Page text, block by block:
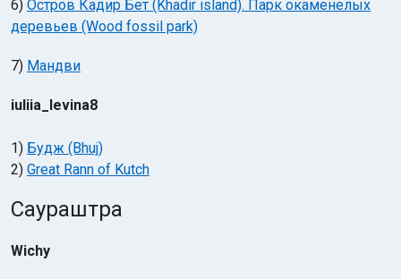
6) Остров Кадир Бет (Khadir island). Парк окаменелых
деревьев (Wood fossil park)
7) Мандви
iuliia_levina8
1) Будж (Bhuj)
2) Great Rann of Kutch
Саураштра
Wichy